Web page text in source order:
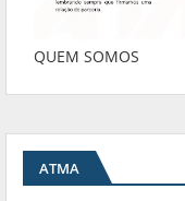
QUEM SOMOS
ATMA